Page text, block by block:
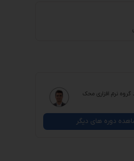
نرم افزاری محک
دوره های دیگر